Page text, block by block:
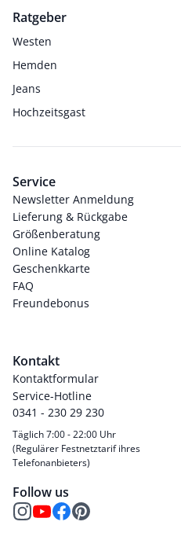
Ratgeber
Westen
Hemden
Jeans
Hochzeitsgast
Service
Newsletter Anmeldung
Lieferung & Rückgabe
Größenberatung
Online Katalog
Geschenkkarte
FAQ
Freundebonus
Kontakt
Kontaktformular
Service-Hotline
0341 - 230 29 230
Täglich 7:00 - 22:00 Uhr
(Regulärer Festnetztarif ihres
Telefonanbieters)
Follow us